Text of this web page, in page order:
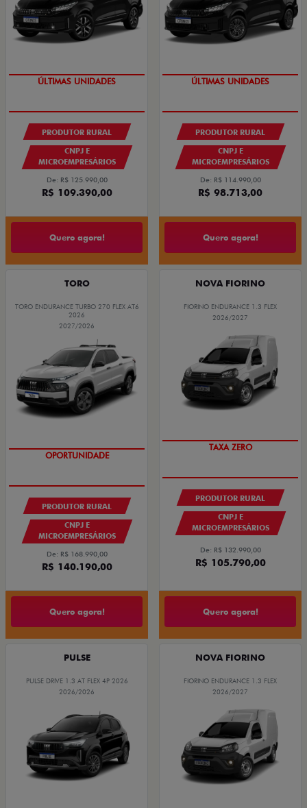
GRANDE CHANCE FIAT
PRODUTOR RURAL
CNPJ E
MICROEMPRESÁRIOS
De: R$ 125.990,00
R$ 109.390,00
Quero agora!
GRANDE CHANCE FIAT
PRODUTOR RURAL
CNPJ E
MICROEMPRESÁRIOS
De: R$ 114.990,00
R$ 98.713,00
Quero agora!
TORO
TORO ENDURANCE TURBO 270 FLEX AT6
2026
2027/2026
GRANDE CHANCE FIAT
PRODUTOR RURAL
CNPJ E
MICROEMPRESÁRIOS
De: R$ 168.990,00
R$ 140.190,00
Quero agora!
NOVA FIORINO
FIORINO ENDURANCE 1.3 FLEX
2026/2027
TAXA ZERO
PRODUTOR RURAL
CNPJ E
MICROEMPRESÁRIOS
De: R$ 132.990,00
R$ 105.790,00
Quero agora!
PULSE
PULSE DRIVE 1.3 AT FLEX 4P 2026
2026/2026
NOVA FIORINO
FIORINO ENDURANCE 1.3 FLEX
2026/2027